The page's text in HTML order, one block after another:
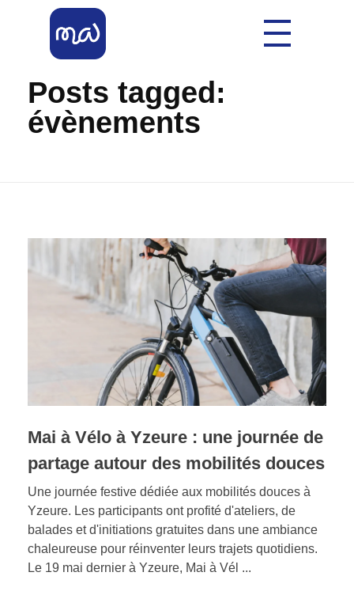
Accueil évènements
Posts tagged:
évènements
Mai à Vélo à Yzeure : une journée de
partage autour des mobilités douces
Une journée festive dédiée aux mobilités douces à
Yzeure. Les participants ont profité d'ateliers, de
balades et d'initiations gratuites dans une ambiance
chaleureuse pour réinventer leurs trajets quotidiens.
Le 19 mai dernier à Yzeure, Mai à Vél ...